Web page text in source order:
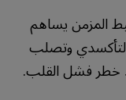
المزمن يساهم
التأكسدي وتصلب
خطر فشل القلب.